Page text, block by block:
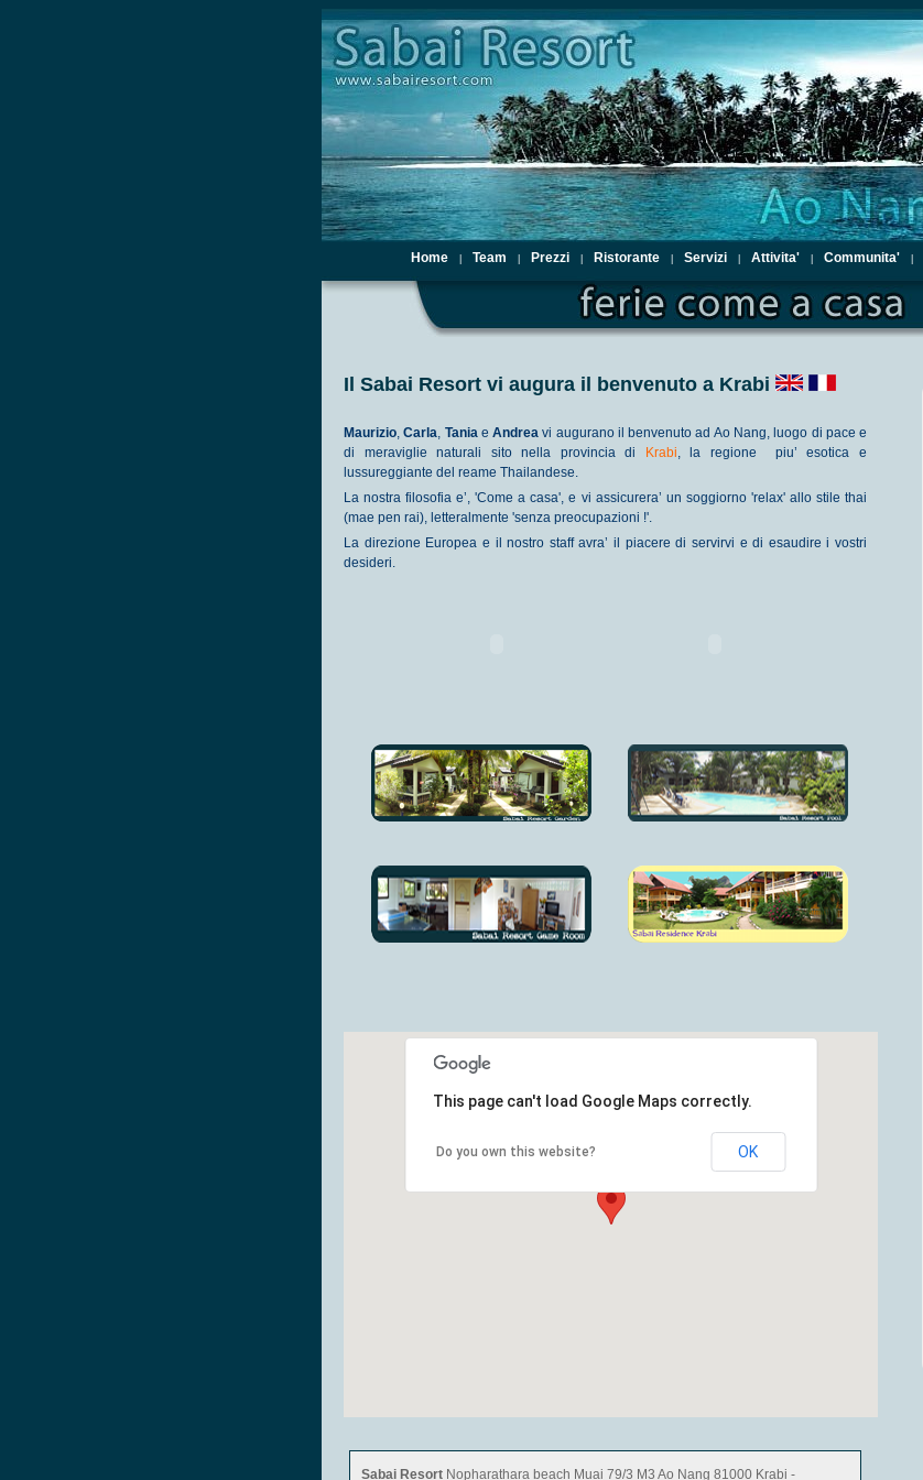
Home Team Prezzi Ristorante Servizi Attivita' Communita'
Il Sabai Resort vi augura il benvenuto a Krabi
Maurizio,Carla, TaniaeAndrea vi augurano il benvenuto ad Ao Nang, luogo di pace e
di meraviglie naturali sito nella provincia di
Krabi, la regione piu’ esotica e
lussureggiante del reame Thailandese.
La nostra filosofia e’, 'Come a casa', e vi assicurera’ un soggiorno 'relax' allo stile thai
(mae pen rai), letteralmente 'senza preocupazioni !'.
La direzione Europea e il nostro staff avra’ il piacere di servirvi e di esaudire i vostri
desideri.
This page can't load Google Maps correctly.
Do you own this website? OK
Sabai Resort Nopharathara beach Muai 79/3 M3 Ao Nang 81000 Krabi -